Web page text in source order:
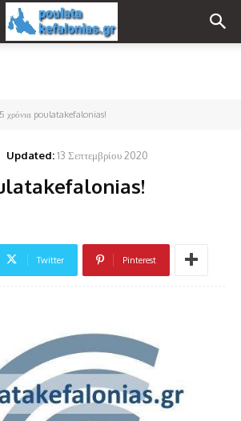
5 χρόνια poulatakefalonias!
Updated:13 Σεπτεμβρίου 2020
Twitter Pinterest